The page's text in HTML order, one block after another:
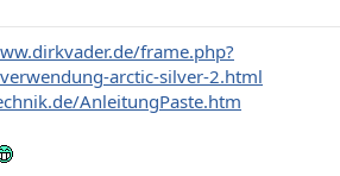
frame.php?
arctic-silver-2.html
AnleitungPaste.htm